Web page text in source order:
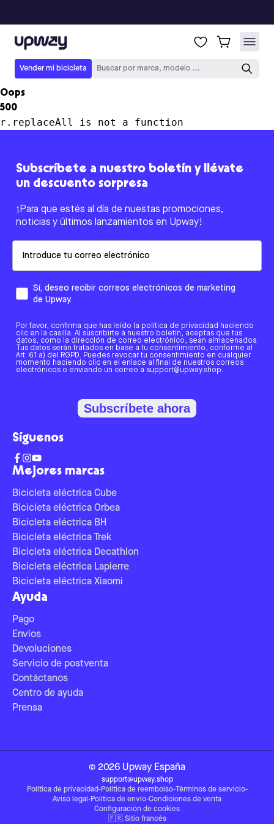
Upway
Vender mi bicicleta Buscar por marca, modelo ...
Oops
500
r.replaceAll is not a function
Mejores marcas
Bicicleta eléctrica Cube
Bicicleta eléctrica Orbea
Bicicleta eléctrica BH
Bicicleta eléctrica Trek
Bicicleta eléctrica Decathlon
Bicicleta eléctrica Lapierre
Bicicleta eléctrica Xiaomi
Ayuda
Pago
Envíos
Devoluciones
Servicio de postventa
Contáctanos
Centro de ayuda
Prensa
Subscríbete a nuestro boletín y llévate
un descuento sorpresa
¡Para que estés al día de nuestas promociones,
noticias y últimos lanzamientos en Upway!
Sí, deseo recibir correos electrónicos de marketing
de Upway.
Por favor, confirma que has leído la política de privacidad haciendo
clic en la casilla. Al suscribirte a nuestro boletín, aceptas que tus
datos, como la dirección de correo electrónico, sean almacenados.
Tus datos serán tratados en base a tu consentimiento, conforme al
Art. 6.1 a) del RGPD. Puedes revocar tu consentimiento en cualquier
momento haciendo clic en el enlace al final de nuestros correos
electrónicos o enviando un correo a support@upway.shop.
Subscríbete ahora
Síguenos
© 2026 Upway España
support@upway.shop
Política de privacidad-Política de reembolso-Términos de servicio-
Aviso legal -Política de envío-Condiciones de venta
Configuración de cookies
🇫🇷 Sitio francés